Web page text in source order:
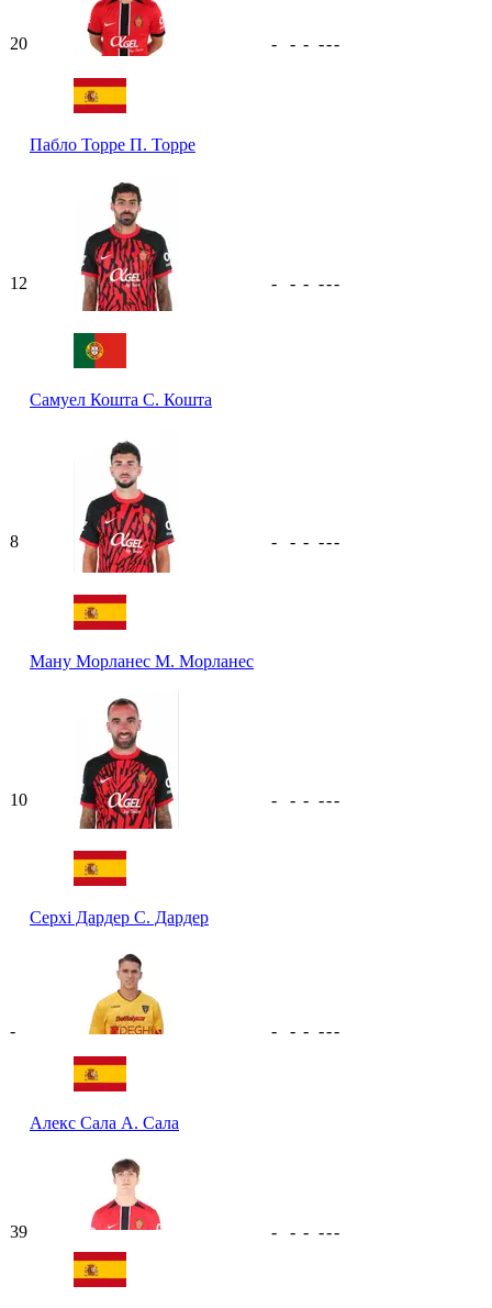
20
Пабло Торре П. Торре
- - - ---
12
Самуел Кошта С. Кошта
- - - ---
8
Ману Морланес М. Морланес
- - - ---
10
Серхі Дардер С. Дардер
- - - ---
-
Алекс Сала А. Сала
- - - ---
39 - - - ---